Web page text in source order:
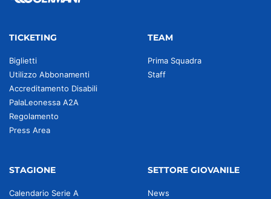
TICKETING
Biglietti
Utilizzo Abbonamenti
Accreditamento Disabili
PalaLeonessa A2A
Regolamento
Press Area
TEAM
Prima Squadra
Staff
STAGIONE
Calendario Serie A
SETTORE GIOVANILE
News